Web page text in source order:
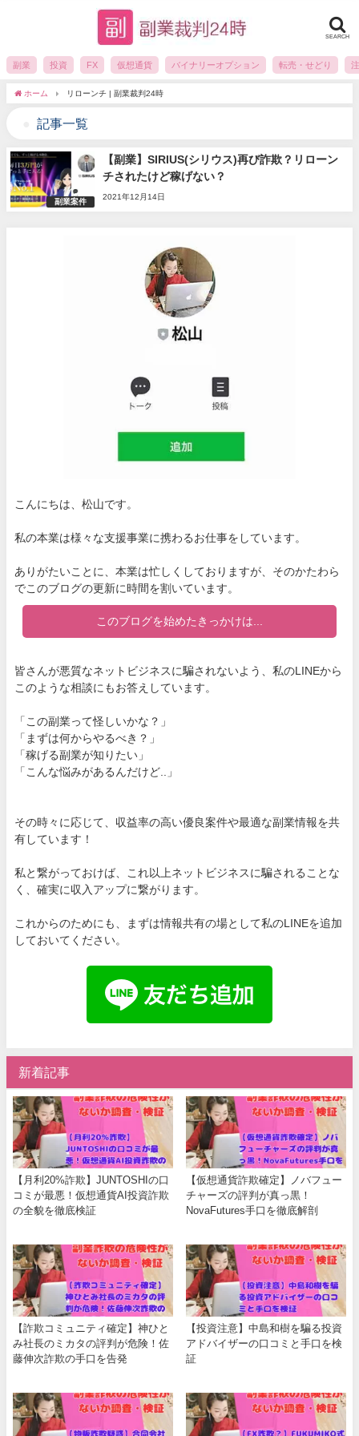
SEARCH
副業 投資 FX 仮想通貨 バイナリーオプション 転売・せどり
ホーム リローンチ | 副業裁判24時
記事一覧
副業案件
【副業】SIRIUS(シリウス)再び詐欺？リローン
チされたけど稼げない？
2021年12月14日
こんにちは、松山です。
私の本業は様々な支援事業に携わるお仕事をしています。
ありがたいことに、本業は忙しくしておりますが、そのかたわら
でこのブログの更新に時間を割いています。
このブログを始めたきっかけは...
皆さんが悪質なネットビジネスに騙されないよう、私のLINEから
このような相談にもお答えしています。
「この副業って怪しいかな？」
「まずは何からやるべき？」
「稼げる副業が知りたい」
「こんな悩みがあるんだけど..」
その時々に応じて、収益率の高い優良案件や最適な副業情報を共
有しています！
私と繋がっておけば、これ以上ネットビジネスに騙されることな
く、確実に収入アップに繋がります。
これからのためにも、まずは情報共有の場として私のLINEを追加
しておいてください。
新着記事
【月利20%詐欺】JUNTOSHIの口
コミが最悪！仮想通貨AI投資詐欺
の全貌を徹底検証
【仮想通貨詐欺確定】ノバフュー
チャーズの評判が真っ黒！
NovaFutures手口を徹底解剖
【詐欺コミュニティ確定】神ひと
み社長のミカタの評判が危険！佐
藤伸次詐欺の手口を告発
【投資注意】中島和樹を騙る投資
アドバイザーの口コミと手口を検
証